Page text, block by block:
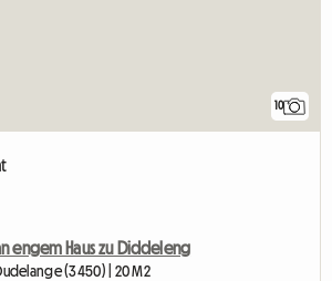
10
engem Haus zu Diddeleng
(3450) | 20 M2